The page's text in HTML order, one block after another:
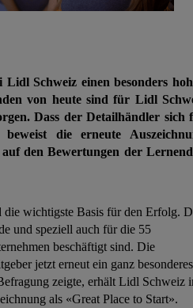
Lidl Schweiz einen besonders
von heute sind für Lidl
Dass der Detailhändler sich
die erneute
den Bewertungen der
die wichtigste Basis für den Erfolg.
und speziell auch für die 55
beschäftigt sind. Die
jetzt erneut ein ganz besonderes
zeigte, erhält Lidl Schweiz
als «Great Place to Start».